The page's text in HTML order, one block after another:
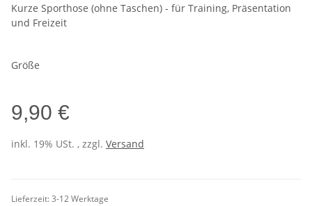
Kurze Sporthose (ohne Taschen) - für Training, Präsentation
und Freizeit
Größe
9,90 €
inkl. 19% USt. , zzgl. Versand
Lieferzeit:3-12 Werktage